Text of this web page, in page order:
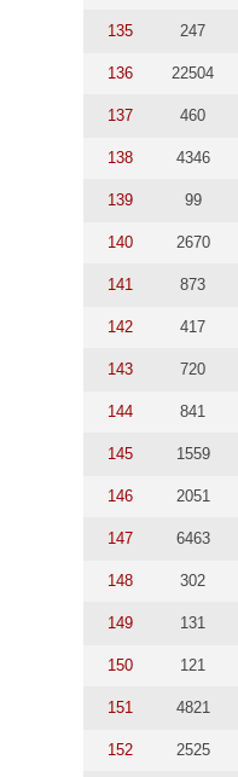
135 247
136 22504
137 460
138 4346
139 99
140 2670
141 873
142 417
143 720
144 841
145 1559
146 2051
147 6463
148 302
149 131
150 121
151 4821
152 2525